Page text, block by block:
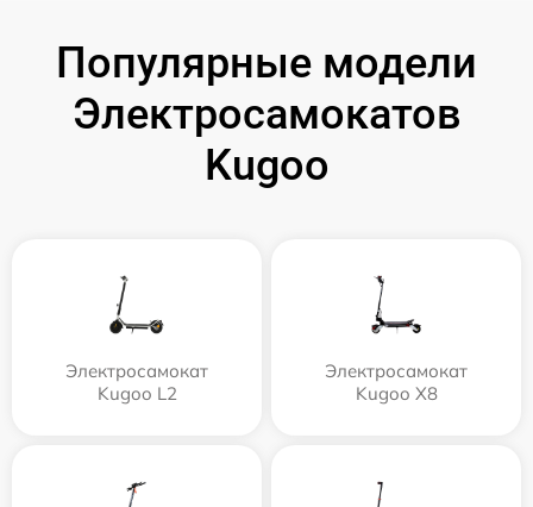
Популярные модели
Электросамокатов
Kugoo
Электросамокат
Kugoo L2
Электросамокат
Kugoo X8